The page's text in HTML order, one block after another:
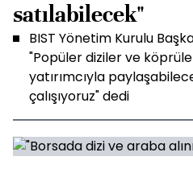
satılabilecek"
BIST Yönetim Kurulu
"Popüler diziler ve
yatırımcıyla
çalışıyoruz" dedi